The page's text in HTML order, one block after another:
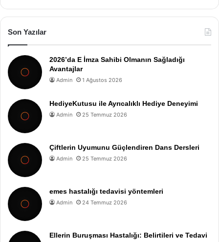
Son Yazılar
2026’da E İmza Sahibi Olmanın Sağladığı
Avantajlar
Admin 1 Ağustos 2026
HediyeKutusu ile Ayrıcalıklı Hediye Deneyimi
Admin 25 Temmuz 2026
Çiftlerin Uyumunu Güçlendiren Dans Dersleri
Admin 25 Temmuz 2026
emes hastalığı tedavisi yöntemleri
Admin 24 Temmuz 2026
Ellerin Buruşması Hastalığı: Belirtileri ve Tedavi